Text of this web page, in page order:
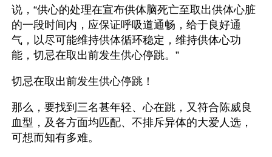
说，“供心的处理在宣布供体脑死亡至取出供体心脏
的一段时间内，应保证呼吸道通畅，给于良好通
气，以尽可能维持供体循环稳定，维持供体心功
能，切忌在取出前发生供心停跳。”
切忌在取出前发生供心停跳！
那么，要找到三名甚年轻、心在跳，又符合陈威良
血型，及各方面均匹配、不排斥异体的大爱人选，
可想而知有多难。